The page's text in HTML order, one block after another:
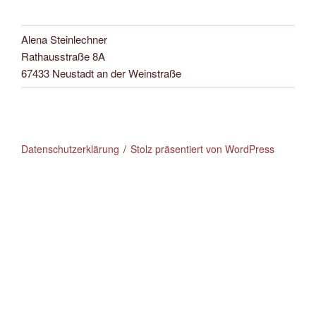
Alena Steinlechner
Rathausstraße 8A
67433 Neustadt an der Weinstraße
Datenschutzerklärung Stolz präsentiert von WordPress